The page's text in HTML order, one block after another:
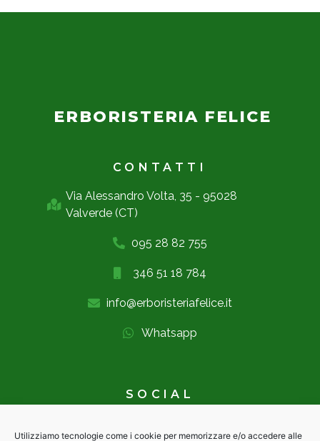
Utilizziamo tecnologie come i cookie per memorizzare e/o accedere alle
ERBORISTERIA FELICE
CONTATTI
Via Alessandro Volta, 35 - 95028
Valverde (CT)
095 28 82 755
346 51 18 784
info@erboristeriafelice.it
Whatsapp
SOCIAL